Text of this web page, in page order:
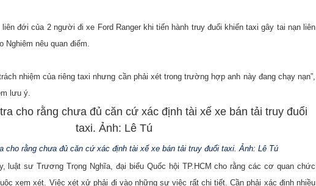
liên đới của 2 người đi xe Ford Ranger khi tiến hành truy đuổi khiến taxi gây tai nạn liên
Nghiêm nêu quan điểm.
nhiệm của riêng taxi nhưng cần phải xét trong trường hợp anh này đang chạy nạn”,
lưu ý.
cho rằng chưa đủ căn cứ xác định tài xế xe bán tải truy đuổi taxi. Ảnh: Lê Tú
luật sư Trương Trọng Nghĩa, đại biểu Quốc hội TP.HCM cho rằng các cơ quan chức
xem xét. Việc xét xử phải đi vào những sự việc rất chi tiết. Cần phải xác định nhiều